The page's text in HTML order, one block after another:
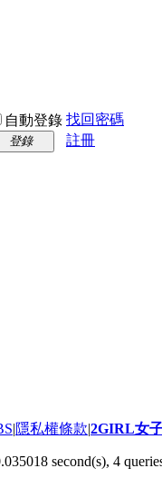
自動登錄 找回密碼
登錄
註冊
|隱私權條款|2GIRL女
second(s), 4